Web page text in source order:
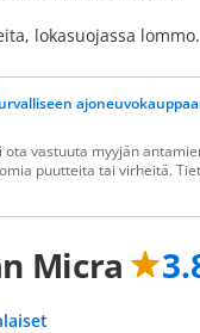
lokasuojassa lommo.
ota vastuuta myyjän
puutteita tai virheitä.
Micra